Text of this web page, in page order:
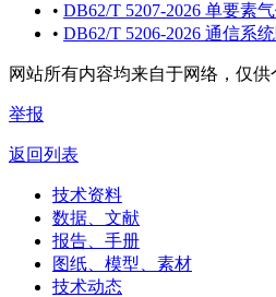
• DB62/T 5207-2026 单要素
• DB62/T 5206-2026 通信系
网站所有内容均来自于网络，仅供
举报
返回列表
技术资料
数据、文献
报告、手册
图纸、模型、素材
技术动态